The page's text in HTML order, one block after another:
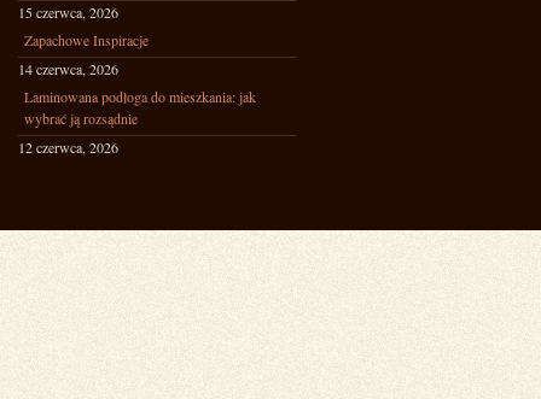
15 czerwca, 2026
Zapachowe Inspiracje
14 czerwca, 2026
Laminowana podłoga do mieszkania: jak
wybrać ją rozsądnie
12 czerwca, 2026